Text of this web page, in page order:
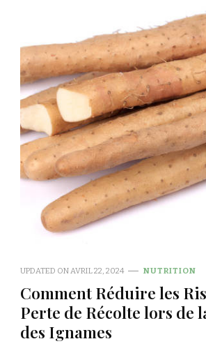
UPDATED ON AVRIL 22, 2024 NUTRITION
Comment Réduire les
Perte de Récolte lors de
des Ignames